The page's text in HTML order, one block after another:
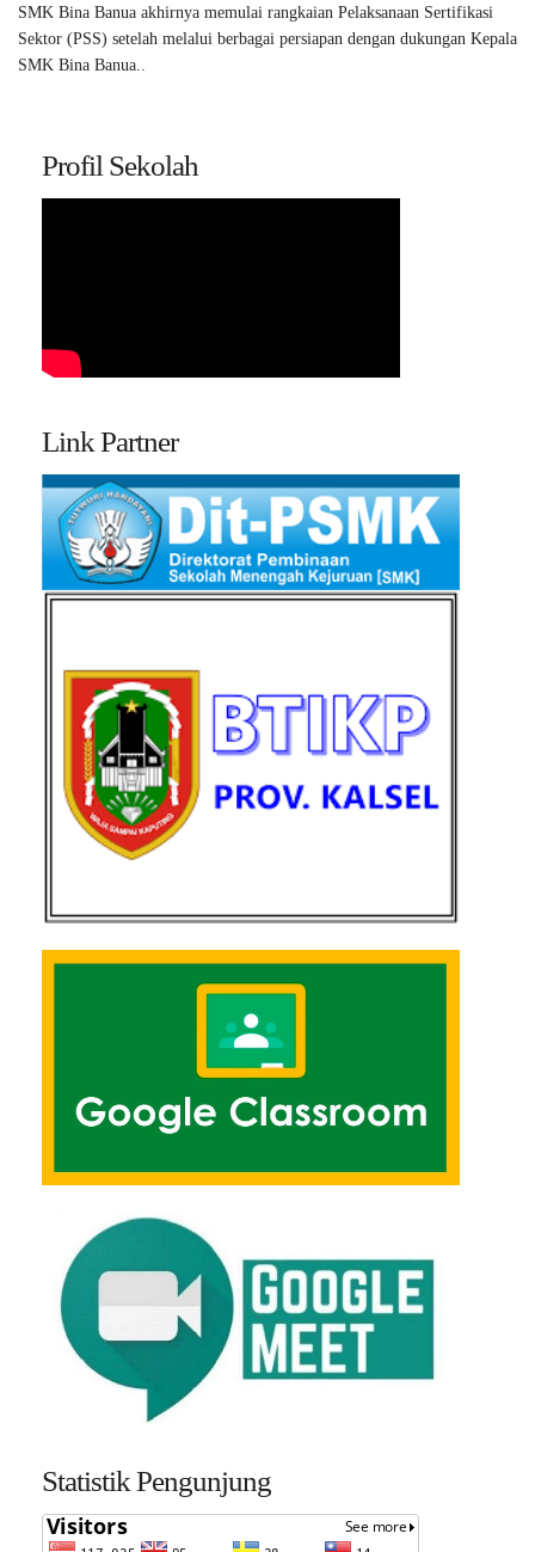
SMK Bina Banua akhirnya memulai rangkaian Pelaksanaan Sertifikasi
Sektor (PSS) setelah melalui berbagai persiapan dengan dukungan Kepala
SMK Bina Banua..
Profil Sekolah
Link Partner
Statistik Pengunjung